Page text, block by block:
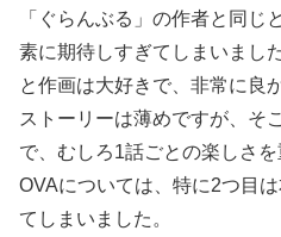
「ぐらんぶる」の作者と同じ
素に期待しすぎてしまいまし
と作画は大好きで、非常に良
ストーリーは薄めですが、そ
で、むしろ1話ごとの楽しさ
OVAについては、特に2つ目
てしまいました。